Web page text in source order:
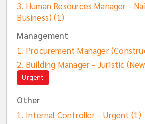
Human Resources Manager -
Business) (1)
Management
Procurement Manager
Building Manager - Juristic
Urgent
Other
Internal Controller - Urgent (1)